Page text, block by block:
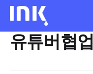
유튜버협업